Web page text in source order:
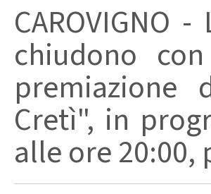
CAROVIGNO
chiudono
premiazione
Cretì", in
alle ore 20:00,